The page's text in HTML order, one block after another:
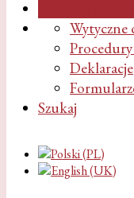
Deklaracje
Szukaj